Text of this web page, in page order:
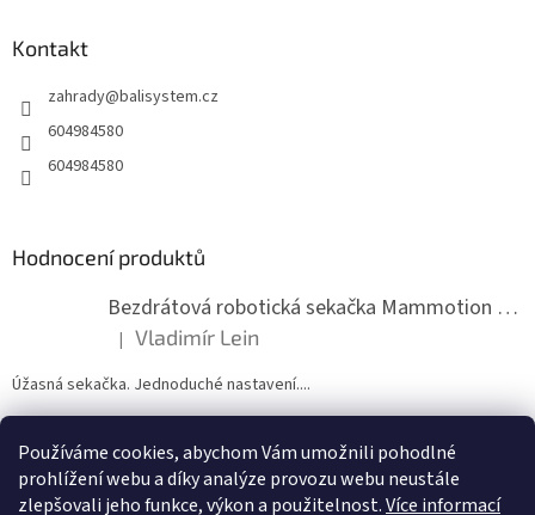
Používáme cookies, abychom Vám umožnili pohodlné
prohlížení webu a díky analýze provozu webu neustále
zlepšovali jeho funkce, výkon a použitelnost.Více informací
Kontakt
zahrady@balisystem.cz
604984580
604984580
Hodnocení produktů
Bezdrátová robotická sekačka Mammotion LUBA mini 2 1500
Hodnocení produktu je 5 z 5 hvězdiček.
| Vladimír Lein
Úžasná sekačka. Jednoduché nastavení....
ZDE NÁM MŮŽETE VLOŽIT HODNOCENÍ